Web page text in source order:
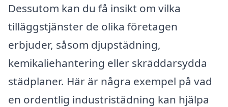
Dessutom kan du få insikt om vilka
tilläggstjänster de olika företagen
erbjuder, såsom djupstädning,
kemikaliehantering eller skräddarsydda
städplaner. Här är några exempel på vad
en ordentlig industristädning kan hjälpa